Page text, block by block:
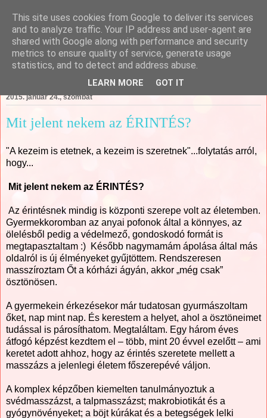
Csajági Ildikó - ÖrömKépek
2015. január 24., szombat
Mit jelent nekem az ÉRINTÉS?
"A kezeim is etetnek, a kezeim is szeretnek"...folytatás arról,
hogy...
Mit jelent nekem az ÉRINTÉS?
Az érintésnek mindig is központi szerepe volt az életemben.
Gyermekkoromban az anyai pofonok által a könnyes, az
ölelésből pedig a védelmező, gondoskodó formát is
megtapasztaltam :) Később nagymamám ápolása által más
oldalról is új élményeket gyűjtöttem. Rendszeresen
masszíroztam Őt a kórházi ágyán, akkor „még csak”
ösztönösen.
A gyermekein érkezésekor már tudatosan gyurmászoltam
őket, nap mint nap. És kerestem a helyet, ahol a ösztöneimet
tudással is párosíthatom. Megtaláltam. Egy három éves
átfogó képzést kezdtem el – több, mint 20 évvel ezelőtt – ami
keretet adott ahhoz, hogy az érintés szeretete mellett a
masszázs a jelenlegi életem főszerepévé váljon.
A komplex képzőben kiemelten tanulmányoztuk a
svédmasszázst, a talpmasszázst; makrobiotikát és a
gyógynövényeket; a böjt kúrákat és a betegségek lelki
This site uses cookies from Google to deliver its services
and to analyze traffic. Your IP address and user-agent are
shared with Google along with performance and security
metrics to ensure quality of service, generate usage
statistics, and to detect and address abuse.
LEARN MORE GOT IT